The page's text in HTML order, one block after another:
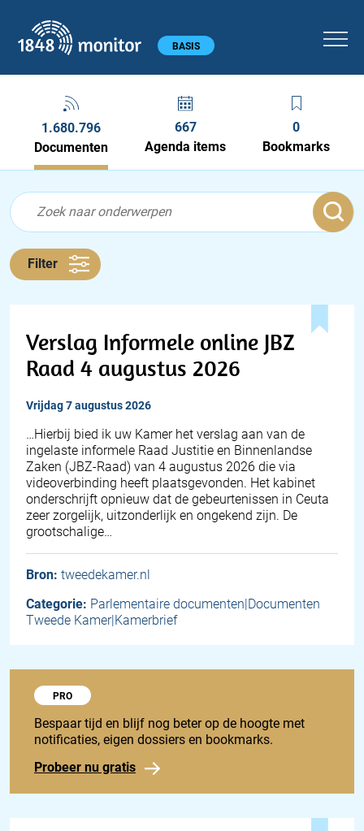
Hoofdmenu BASIS
1.680.796
Documenten
667
Agenda items
0
Bookmarks
Documenten feed
Feed
Filter
Verslag Informele online JBZ
Raad 4 augustus 2026
vrijdag 7 augustus 2026
… Hierbij bied ik uw Kamer het verslag aan van de
ingelaste informele Raad Justitie en Binnenlandse
Zaken (JBZ-Raad) van 4 augustus 2026 die via
videoverbinding heeft plaatsgevonden. Het kabinet
onderschrijft opnieuw dat de gebeurtenissen in Ceuta
zeer zorgelijk, uitzonderlijk en ongekend zijn. De
grootschalige…
Bron: tweedekamer.nl
Categorie: Parlementaire documenten|Documenten
Tweede Kamer|Kamerbrief
Probeer 1848 Pro
PRO
Bespaar tijd en blijf nog beter op de hoogte met
notificaties, eigen dossiers en bookmarks.
Probeer nu gratis